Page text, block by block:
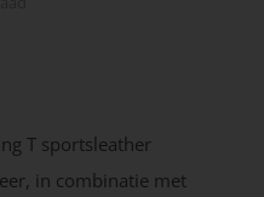
T sportsleather
in combinatie met